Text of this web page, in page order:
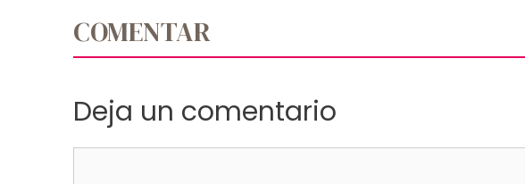
COMENTAR
Deja un comentario